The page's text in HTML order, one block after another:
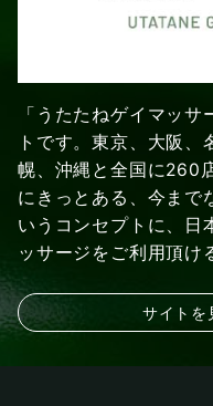
「うたたねゲイマッ
トです。東京、大阪
幌、沖縄と全国に260
にきっとある、今まで
いうコンセプトに、日
ッサージをご利用頂け
サイトを